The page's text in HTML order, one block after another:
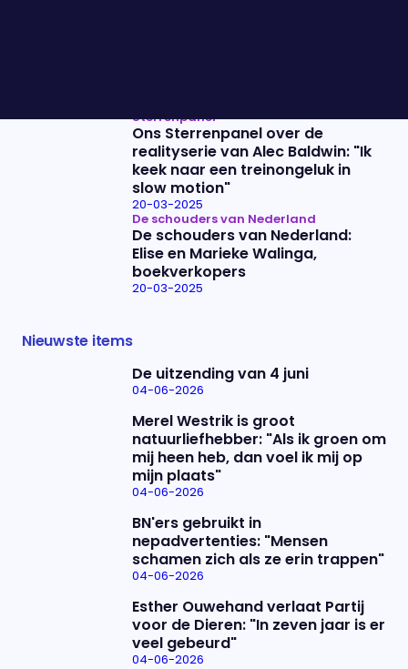
Sterrenpanel
Ons Sterrenpanel over de
realityserie van Alec Baldwin: "Ik
keek naar een treinongeluk in
slow motion"
20-03-2025
De schouders van Nederland
De schouders van Nederland:
Elise en Marieke Walinga,
boekverkopers
20-03-2025
Nieuwste items
De uitzending van 4 juni
04-06-2026
Merel Westrik is groot
natuurliefhebber: "Als ik groen om
mij heen heb, dan voel ik mij op
mijn plaats"
04-06-2026
BN'ers gebruikt in
nepadvertenties: "Mensen
schamen zich als ze erin trappen"
04-06-2026
Esther Ouwehand verlaat Partij
voor de Dieren: "In zeven jaar is er
veel gebeurd"
04-06-2026